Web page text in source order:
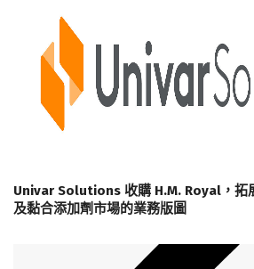
Univar Solutions 收購 H.M. Royal，拓
及黏合添加劑市場的業務版圖